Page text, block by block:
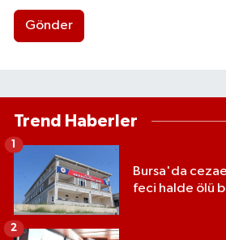
Gönder
Trend Haberler
Bursa'da
feci halde ölü
1
2